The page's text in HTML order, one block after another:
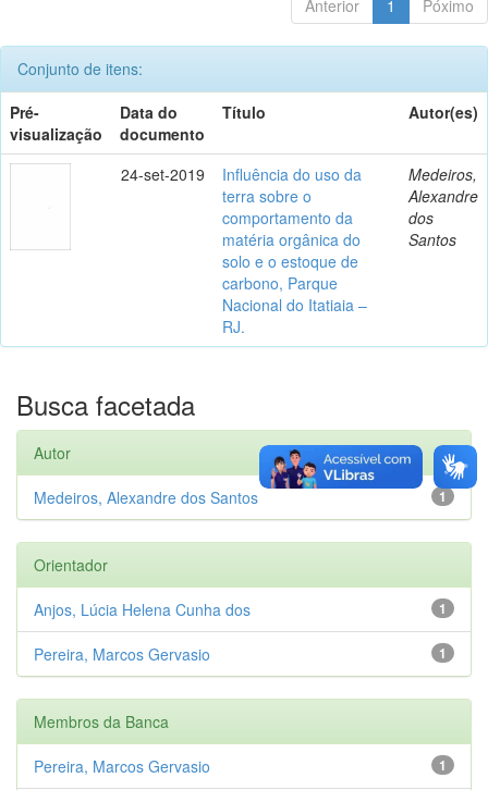
Anterior 1 Póximo
Conjunto de itens:
Pré-
visualização
Data do
documento
Título Autor(es)
24-set-2019
Influência do uso da
terra sobre o
comportamento da
matéria orgânica do
solo e o estoque de
carbono, Parque
Nacional do Itatiaia –
RJ.
Medeiros,
Alexandre
dos
Santos
Busca facetada
Autor
1
Medeiros, Alexandre dos Santos
Orientador
1
Anjos, Lúcia Helena Cunha dos
1
Pereira, Marcos Gervasio
Membros da Banca
1
Pereira, Marcos Gervasio